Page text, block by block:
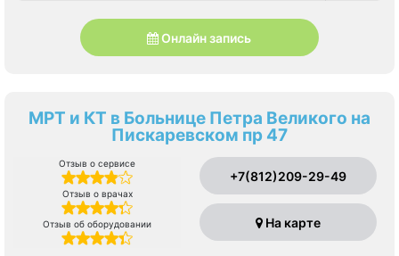
Онлайн запись
МРТ и КТ в Больнице Петра Великого на
Пискаревском пр 47
Отзыв о сервисе
Отзыв о врачах
Отзыв об оборудовании
+7(812)209-29-49
На карте